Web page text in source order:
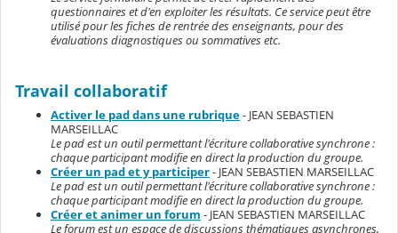
questionnaires et d'en exploiter les résultats. Ce service peut être
utilisé pour les fiches de rentrée des enseignants, pour des
évaluations diagnostiques ou sommatives etc.
Travail collaboratif
Activer le pad dans une rubrique- JEAN SEBASTIEN
MARSEILLAC
Le pad est un outil permettant l'écriture collaborative synchrone :
chaque participant modifie en direct la production du groupe.
Créer un pad et y participer- JEAN SEBASTIEN MARSEILLAC
Le pad est un outil permettant l'écriture collaborative synchrone :
chaque participant modifie en direct la production du groupe.
Créer et animer un forum - JEAN SEBASTIEN MARSEILLAC
Le forum est un espace de discussions thématiques asynchrones,